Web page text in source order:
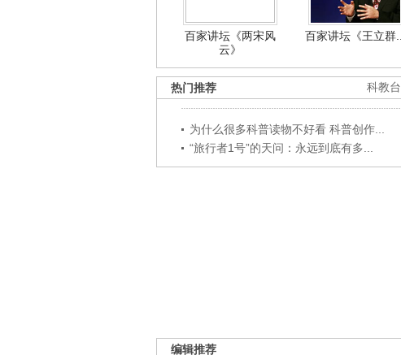
百家讲坛《两宋风
云》
百家讲坛《王立群...
科教台
热门推荐
为什么很多科普读物不好看 科普创作...
“旅行者1号”的天问：永远到底有多...
编辑推荐